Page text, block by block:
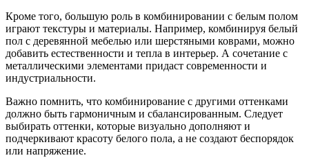
Кроме того, большую роль в комбинировании с белым полом
играют текстуры и материалы. Например, комбинируя белый
пол с деревянной мебелью или шерстяными коврами, можно
добавить естественности и тепла в интерьер. А сочетание с
металлическими элементами придаст современности и
индустриальности.
Важно помнить, что комбинирование с другими оттенками
должно быть гармоничным и сбалансированным. Следует
выбирать оттенки, которые визуально дополняют и
подчеркивают красоту белого пола, а не создают беспорядок
или напряжение.